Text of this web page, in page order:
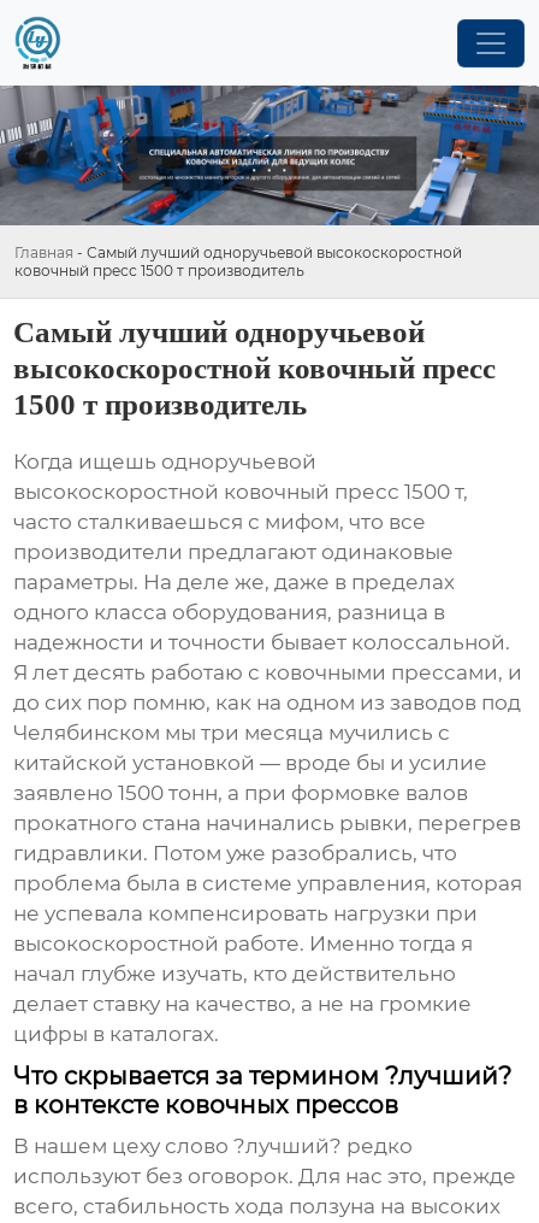
Главная - Самый лучший одноручьевой высокоскоростной
ковочный пресс 1500 т производитель
Самый лучший одноручьевой
высокоскоростной ковочный пресс
1500 т производитель
Когда ищешь одноручьевой
высокоскоростной ковочный пресс 1500 т,
часто сталкиваешься с мифом, что все
производители предлагают одинаковые
параметры. На деле же, даже в пределах
одного класса оборудования, разница в
надежности и точности бывает колоссальной.
Я лет десять работаю с ковочными прессами, и
до сих пор помню, как на одном из заводов под
Челябинском мы три месяца мучились с
китайской установкой — вроде бы и усилие
заявлено 1500 тонн, а при формовке валов
прокатного стана начинались рывки, перегрев
гидравлики. Потом уже разобрались, что
проблема была в системе управления, которая
не успевала компенсировать нагрузки при
высокоскоростной работе. Именно тогда я
начал глубже изучать, кто действительно
делает ставку на качество, а не на громкие
цифры в каталогах.
Что скрывается за термином ?лучший?
в контексте ковочных прессов
В нашем цеху слово ?лучший? редко
используют без оговорок. Для нас это, прежде
всего, стабильность хода ползуна на высоких